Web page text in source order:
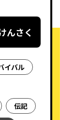
んさく
イバル
伝記